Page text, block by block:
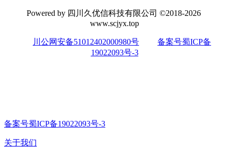
Powered by 四川久优信科技有限公司 ©2018-2026
www.scjyx.top
川公网安备51012402000980号
备案号蜀ICP备
19022093号-3
备案号蜀ICP备19022093号-3
关于我们